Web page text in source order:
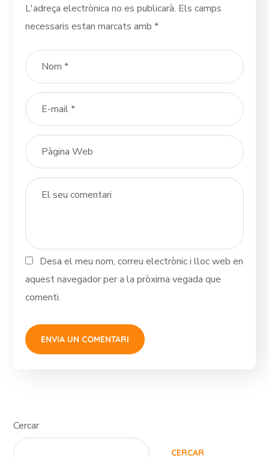
L'adreça electrònica no es publicarà. Els camps
necessaris estan marcats amb*
Desa el meu nom, correu electrònic i lloc web en
aquest navegador per a la pròxima vegada que
comenti.
Cercar
CERCAR